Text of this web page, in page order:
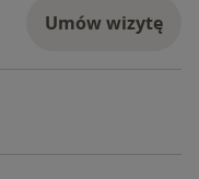
poczucie własnej
rodzinną, •
jedzenia, snu.
do
Umów wizytę